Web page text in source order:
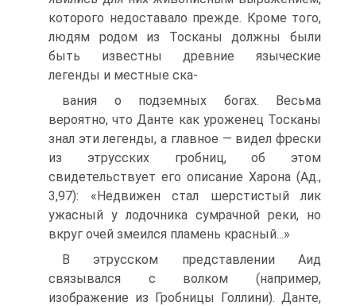
которого недоста­вало прежде. Кроме того,
людям родом из Тосканы должны были
быть известны древние языческие
легенды и местные ска-
вания о подземных богах. Весьма
вероятно, что Данте как уро­женец Тосканы
знал эти легенды, а главное — видел фрески
из этрусских гробниц, об этом
свидетельствует его описание Харона (Ад.,
3,97): «Недвижен стал шерстистый лик
ужасный у лодочника сумрачной реки, но
вкруг очей змеился пламень красный...»
В этрусском представлении Аид
связывался с волком (на­пример,
изображение из Гробницы Голлини). Данте,